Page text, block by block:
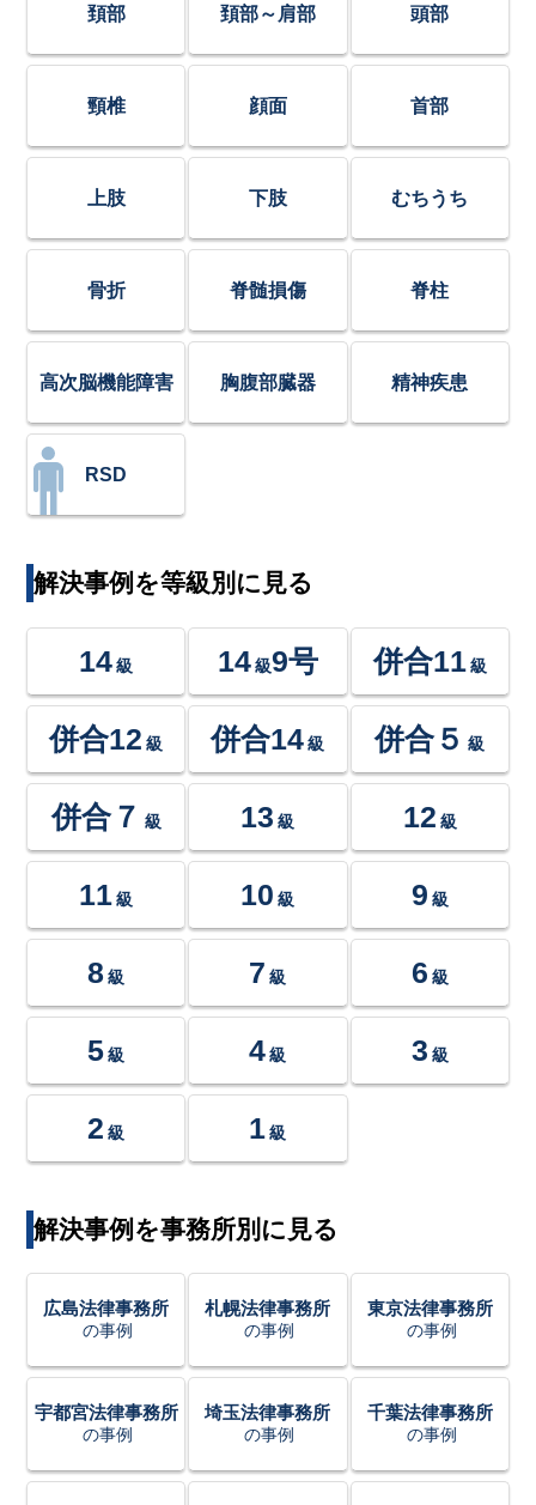
頚部 頚部～肩部 頭部
頸椎 顔面 首部
上肢 下肢 むちうち
骨折 脊髄損傷 脊柱
高次脳機能障害 胸腹部臓器 精神疾患
RSD
解決事例を等級別に見る
14 級 14級9号 併合11 級
併合12 級 併合14 級 併合５ 級
併合７ 級 13 級 12 級
11 級 10 級 9 級
8 級 7 級 6 級
5 級 4 級 3 級
2 級 1 級
解決事例を事務所別に見る
広島法律事務所
の事例
札幌法律事務所
の事例
東京法律事務所
の事例
宇都宮法律事務所
の事例
埼玉法律事務所
の事例
千葉法律事務所
の事例